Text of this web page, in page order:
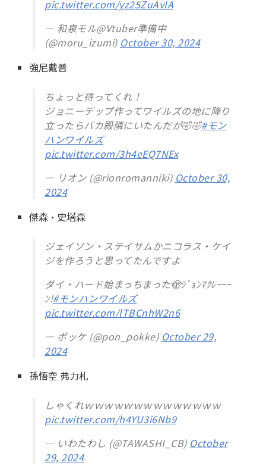
pic.twitter.com/yz25ZuAvIA
— 和泉モル@Vtuber準備中
(@moru_izumi) October 30, 2024
強尼戴普
ちょっと待ってくれ！
ジョニーデップ作ってワイルズの地に降り
立ったらバカ殿隣にいたんだが🤣🤣#モン
ハンワイルズ
pic.twitter.com/3h4eEQ7NEx
— リオン (@rionromanniki) October 30,
2024
傑森·史塔森
ジェイソン・ステイサムかニコラス・ケイ
ジを作ろうと思ってたんですよ
ダイ・ハード始まっちまった🫣ｼﾞｮﾝﾏｸﾚｰｰｰ
ﾝ!#モンハンワイルズ
pic.twitter.com/lTBCnhW2n6
— ポッケ (@pon_pokke) October 29,
2024
孫悟空 弗力札
しゃくれｗｗｗｗｗｗｗｗｗｗｗｗｗｗ
pic.twitter.com/h4YU3i6Nb9
— いわたわし (@TAWASHI_CB) October
29, 2024